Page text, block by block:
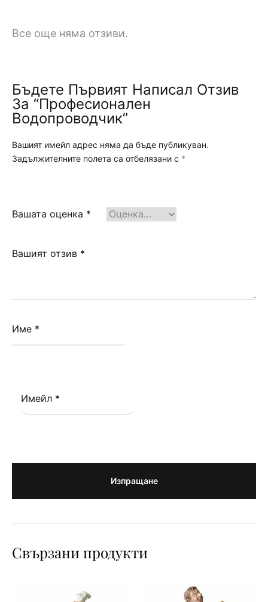
Все още няма отзиви.
Бъдете Първият Написал Отзив
За “Професионален
Водопроводчик”
Вашият имейл адрес няма да бъде публикуван.
Задължителните полета са отбелязани с *
Вашата оценка *
Вашият отзив *
Име *
Имейл *
Свързани продукти